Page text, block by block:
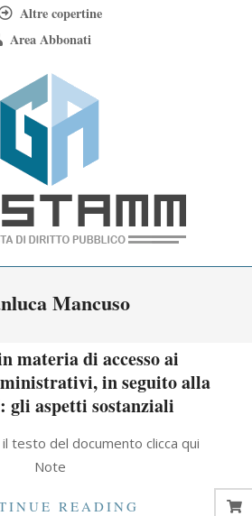
Altre copertine
Area Abbonati
Mancuso
materia di accesso ai
in seguito alla
gli aspetti sostanziali
testo del documento clicca qui
Note
READING